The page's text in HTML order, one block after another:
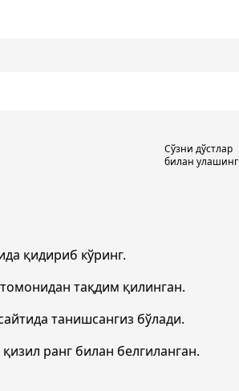
Сўзни дўстлар
билан улашинг
қидириб кўринг.
тақдим қилинган.
танишсангиз бўлади.
қизил ранг билан белгиланган.